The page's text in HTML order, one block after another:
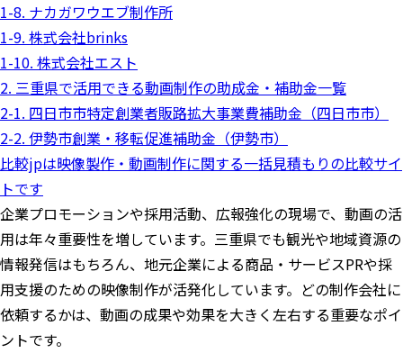
1-8. ナカガワウエブ制作所
1-9. 株式会社brinks
1-10. 株式会社エスト
2. 三重県で活用できる動画制作の助成金・補助金一覧
2-1. 四日市市特定創業者販路拡大事業費補助金（四日市市）
2-2. 伊勢市創業・移転促進補助金（伊勢市）
比較jpは映像製作・動画制作に関する一括見積もりの比較サイ
トです
企業プロモーションや採用活動、広報強化の現場で、動画の活
用は年々重要性を増しています。三重県でも観光や地域資源の
情報発信はもちろん、地元企業による商品・サービスPRや採
用支援のための映像制作が活発化しています。どの制作会社に
依頼するかは、動画の成果や効果を大きく左右する重要なポイ
ントです。